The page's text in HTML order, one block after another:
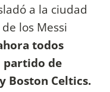
a la ciudad
de los Messi
todos
partido de
Boston Celtics.